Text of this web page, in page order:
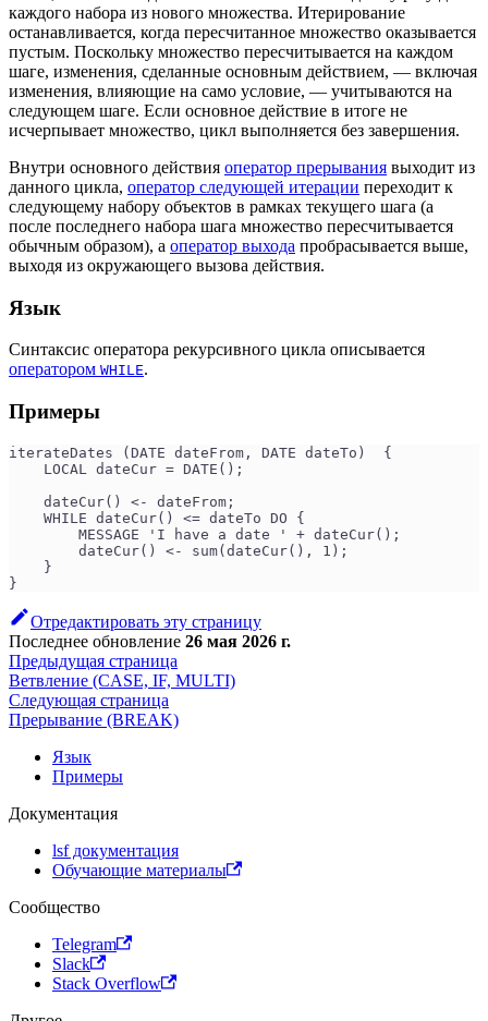
каждого набора из нового множества. Итерирование
останавливается, когда пересчитанное множество оказывается
пустым. Поскольку множество пересчитывается на каждом
шаге, изменения, сделанные основным действием, — включая
изменения, влияющие на само условие, — учитываются на
следующем шаге. Если основное действие в итоге не
исчерпывает множество, цикл выполняется без завершения.
Внутри основного действия оператор прерывания выходит из
данного цикла, оператор следующей итерации переходит к
следующему набору объектов в рамках текущего шага (а
после последнего набора шага множество пересчитывается
обычным образом), а оператор выхода пробрасывается выше,
выходя из окружающего вызова действия.
Язык
Синтаксис оператора рекурсивного цикла описывается
оператором WHILE.
Примеры
iterateDates (DATE dateFrom, DATE dateTo)  {
    LOCAL dateCur = DATE();
    dateCur() <- dateFrom;
    WHILE dateCur() <= dateTo DO {
        MESSAGE 'I have a date ' + dateCur();
        dateCur() <- sum(dateCur(), 1);
    }
}
Отредактировать эту страницу
Последнее обновление 26 мая 2026 г.
Предыдущая страница
Ветвление (CASE, IF, MULTI)
Следующая страница
Прерывание (BREAK)
Язык
Примеры
Документация
lsf документация
Обучающие материалы
Сообщество
Telegram
Slack
Stack Overflow